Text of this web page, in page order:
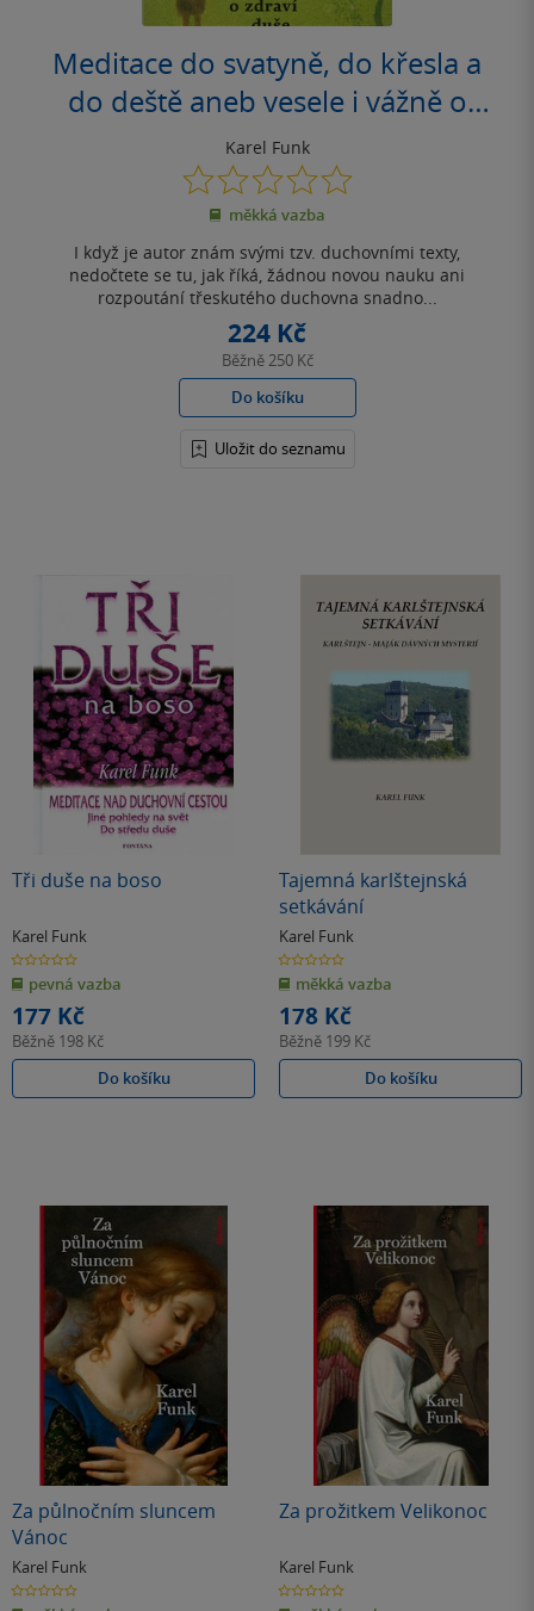
Meditace do svatyně, do křesla a
do deště aneb vesele i vážně o
zdraví duše
Karel Funk
0.0
z
5
měkká vazba
I když je autor znám svými tzv. duchovními texty,
nedočtete se tu, jak říká, žádnou novou nauku ani
rozpoutání třeskutého duchovna snadno...
224 Kč
Běžně250 Kč
Do košíku
Uložit do seznamu
Tři duše na boso
Karel Funk
0.0
z
5
hvězdiček
pevná vazba
177 Kč
Běžně 198 Kč
Do košíku
Tajemná karlštejnská
setkávání
Karel Funk
0.0
z
5
hvězdiček
měkká vazba
178 Kč
Běžně 199 Kč
Do košíku
Za půlnočním sluncem
Vánoc
Karel Funk
0.0
z
Za prožitkem Velikonoc
Karel Funk
0.0
z